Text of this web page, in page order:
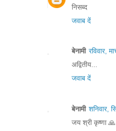
निसब्द
जवाब दें
बेनामी रविवार,
अद्वितीय...
जवाब दें
बेनामी शनिवार,
जय श्री कृष्णा